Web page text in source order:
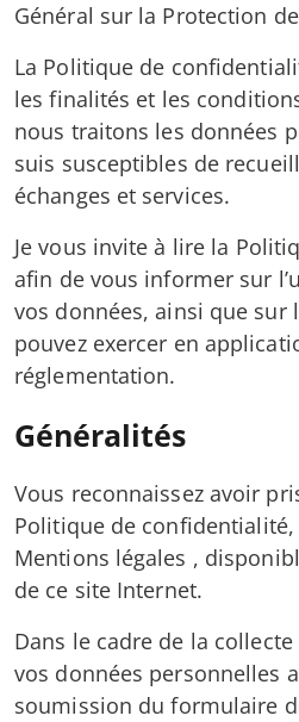
Général sur la Protection
La Politique de
les finalités et les
nous traitons les données
suis susceptibles de
échanges et services.
Je vous invite à lire la
afin de vous informer sur
vos données, ainsi que sur
pouvez exercer en
réglementation.
Généralités
Vous reconnaissez avoir
Politique de
Mentions légales ,
de ce site Internet.
Dans le cadre de la
vos données personnelles
soumission du formulaire